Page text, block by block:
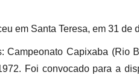
em Santa Teresa, em 31
Campeonato Capixaba (Rio
Foi convocado para a